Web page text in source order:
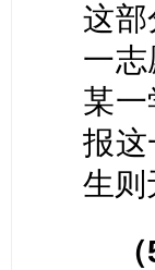
这
一
某
报
生则
（